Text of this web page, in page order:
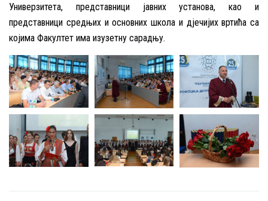
Универзитета, представници јавних установа, као и
представници средњих и основних школа и дјечијих вртића са
којима Факултет има изузетну сарадњу.